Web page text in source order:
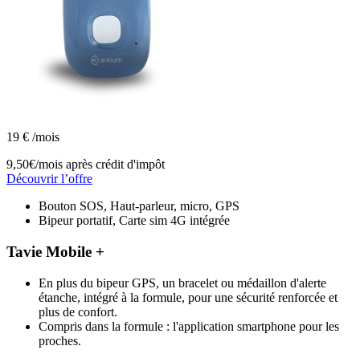
19 € /mois
9,50€/mois après crédit d'impôt
Découvrir l’offre
Bouton SOS, Haut-parleur, micro, GPS
Bipeur portatif, Carte sim 4G intégrée
Tavie Mobile +
En plus du bipeur GPS, un bracelet ou médaillon d'alerte
étanche, intégré à la formule, pour une sécurité renforcée et
plus de confort.
Compris dans la formule : l'application smartphone pour les
proches.